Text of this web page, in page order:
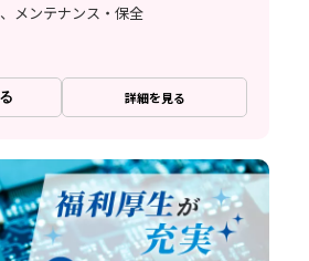
メンテナンス・保全
詳細を見る